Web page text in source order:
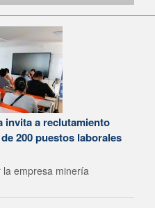
invita a reclutamiento
200 puestos laborales
la empresa minería